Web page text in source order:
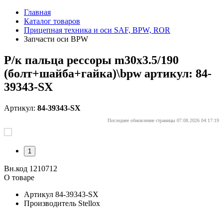
Главная
Каталог товаров
Прицепная техника и оси SAF, BPW, ROR
Запчасти оси BPW
Р/к пальца рессоры m30x3.5/190
(болт+шайба+гайка)\bpw артикул: 84-
39343-SX
Артикул: 84-39343-SX
Последнее обновление страницы 07.08.2026 04:17:19
1
Вн.код 1210712
О товаре
Артикул 84-39343-SX
Производитель Stellox